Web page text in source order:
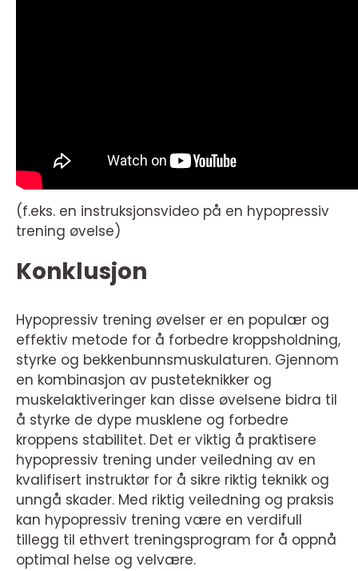
(f.eks. en instruksjonsvideo på en hypopressiv
trening øvelse)
Konklusjon
Hypopressiv trening øvelser er en populær og
effektiv metode for å forbedre kroppsholdning,
styrke og bekkenbunnsmuskulaturen. Gjennom
en kombinasjon av pusteteknikker og
muskelaktiveringer kan disse øvelsene bidra til
å styrke de dype musklene og forbedre
kroppens stabilitet. Det er viktig å praktisere
hypopressiv trening under veiledning av en
kvalifisert instruktør for å sikre riktig teknikk og
unngå skader. Med riktig veiledning og praksis
kan hypopressiv trening være en verdifull
tillegg til ethvert treningsprogram for å oppnå
optimal helse og velvære.